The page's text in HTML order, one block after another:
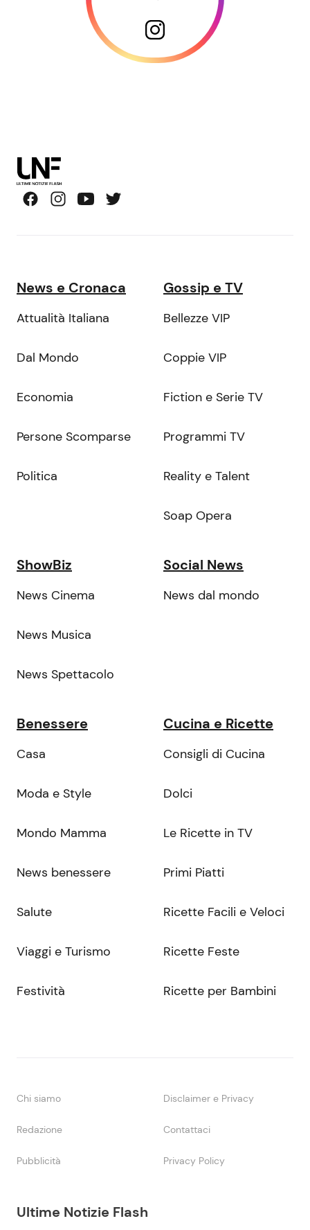
Ultime Notizie Flash
News e Cronaca
Attualità Italiana
Dal Mondo
Economia
Persone Scomparse
Politica
Gossip e TV
Bellezze VIP
Coppie VIP
Fiction e Serie TV
Programmi TV
Reality e Talent
Soap Opera
ShowBiz
News Cinema
News Musica
News Spettacolo
Social News
News dal mondo
Benessere
Casa
Moda e Style
Mondo Mamma
News benessere
Salute
Viaggi e Turismo
Festività
Cucina e Ricette
Consigli di Cucina
Dolci
Le Ricette in TV
Primi Piatti
Ricette Facili e Veloci
Ricette Feste
Ricette per Bambini
Chi siamo Disclaimer e Privacy
Redazione Contattaci
Pubblicità Privacy Policy